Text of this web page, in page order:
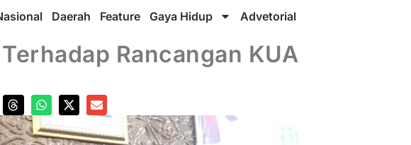
Daerah Feature Gaya Hidup Advetorial
Rancangan KUA